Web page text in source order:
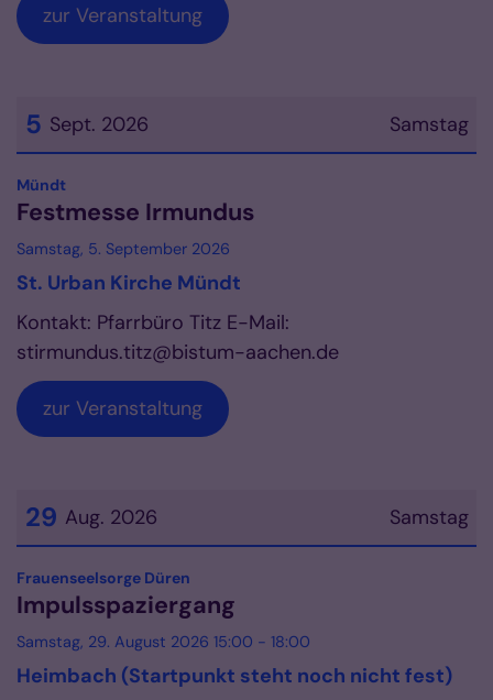
zur Veranstaltung
Samstag
5 Sept. 2026
Datum: 5. September 2026
Mündt:
Festmesse Irmundus
Samstag, 5. September 2026
St. Urban Kirche Mündt
Kontakt: Pfarrbüro Titz E-Mail:
stirmundus.titz@bistum-aachen.de
zur Veranstaltung
Samstag
29 Aug. 2026
Datum: 29. August 2026
Frauenseelsorge Düren
Impulsspaziergang
Samstag, 29. August 2026 15:00 - 18:00
Heimbach (Startpunkt steht noch nicht fest)